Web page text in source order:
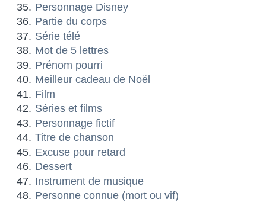
Personnage Disney
Partie du corps
Série télé
Mot de 5 lettres
Prénom pourri
Meilleur cadeau de Noël
Film
Séries et films
Personnage fictif
Titre de chanson
Excuse pour retard
Dessert
Instrument de musique
Personne connue (mort ou vif)